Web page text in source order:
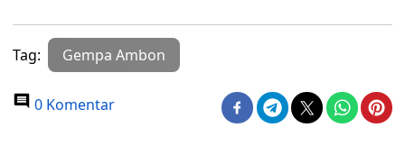
Tag: Gempa Ambon
0 Komentar